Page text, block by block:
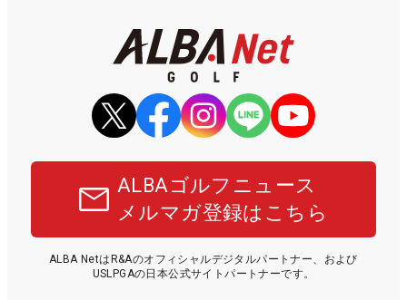
ALBAゴルフニュース
メルマガ登録はこちら
ALBA NetはR&Aのオフィシャルデジタルパートナー、および
USLPGAの日本公式サイトパートナーです。